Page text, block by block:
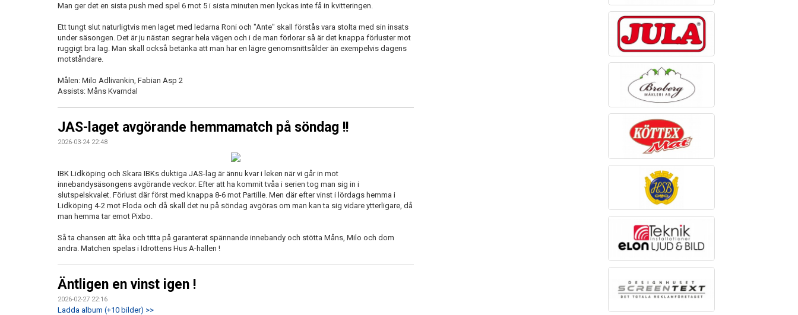
Man ger det en sista push med spel 6 mot 5 i sista minuten men lyckas inte få in kvitteringen.
Ett tungt slut naturligtvis men laget med ledarna Roni och "Ante" skall förstås vara stolta med sin insats
under säsongen. Det är ju nästan segrar hela vägen och i de man förlorar så är det knappa förluster mot
ruggigt bra lag. Man skall också betänka att man har en lägre genomsnittsålder än exempelvis dagens
motståndare.
Målen: Milo Adlivankin, Fabian Asp 2
Assists: Måns Kvarndal
JAS-laget avgörande hemmamatch på söndag !!
2026-03-24 22:48
IBK Lidköping och Skara IBKs duktiga JAS-lag är ännu kvar i leken när vi går in mot
innebandysäsongens avgörande veckor. Efter att ha kommit tvåa i serien tog man sig in i
slutspelskvalet. Förlust där först med knappa 8-6 mot Partille. Men där efter vinst i lördags hemma i
Lidköping 4-2 mot Floda och då skall det nu på söndag avgöras om man kan ta sig vidare ytterligare, då
man hemma tar emot Pixbo.
Så ta chansen att åka och titta på garanterat spännande innebandy och stötta Måns, Milo och dom
andra. Matchen spelas i Idrottens Hus A-hallen !
Äntligen en vinst igen !
2026-02-27 22:16
Ladda album (+10 bilder) >>